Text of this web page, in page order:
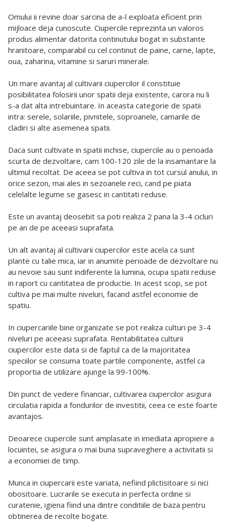
Omului ii revine doar sarcina de a-l exploata eficient prin
mijloace deja cunoscute. Ciupercile reprezinta un valoros
produs alimentar datorita continutului bogat in substante
hranitoare, comparabil cu cel continut de paine, carne, lapte,
oua, zaharina, vitamine si saruri minerale.
Un mare avantaj al cultivarii ciupercilor il constituie
posibilitatea folosirii unor spatii deja existente, carora nu li
s-a dat alta intrebuintare. In aceasta categorie de spatii
intra: serele, solariile, pivnitele, soproanele, camarile de
cladiri si alte asemenea spatii.
Daca sunt cultivate in spatii inchise, ciupercile au o perioada
scurta de dezvoltare, cam 100-120 zile de la insamantare la
ultimul recoltat. De aceea se pot cultiva in tot cursul anului, in
orice sezon, mai ales in sezoanele reci, cand pe piata
celelalte legume se gasesc in cantitati reduse.
Este un avantaj deosebit sa poti realiza 2 pana la 3-4 cicluri
pe an de pe aceeasi suprafata.
Un alt avantaj al cultivarii ciupercilor este acela ca sunt
plante cu talie mica, iar in anumite perioade de dezvoltare nu
au nevoie sau sunt indiferente la lumina, ocupa spatii reduse
in raport cu cantitatea de productie. In acest scop, se pot
cultiva pe mai multe niveluri, facand astfel economie de
spatiu.
In ciupercariile bine organizate se pot realiza culturi pe 3-4
niveluri pe aceeasi suprafata. Rentabilitatea culturii
ciupercilor este data si de faptul ca de la majoritatea
speciilor se consuma toate partile componente, astfel ca
proportia de utilizare ajunge la 99-100%.
Din punct de vedere financiar, cultivarea ciupercilor asigura
circulatia rapida a fondurilor de investitii, ceea ce este foarte
avantajos.
Deoarece ciupercile sunt amplasate in imediata apropiere a
locuintei, se asigura o mai buna supraveghere a activitatii si
a economiei de timp.
Munca in ciupercarii este variata, nefiind plictisitoare si nici
obositoare. Lucrarile se executa in perfecta ordine si
curatenie, igiena fiind una dintre conditiile de baza pentru
obtinerea de recolte bogate.